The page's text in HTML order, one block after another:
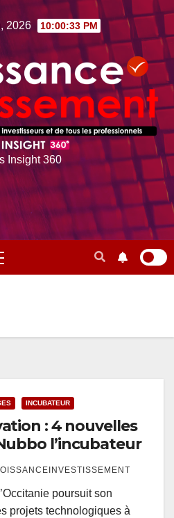
2026 10:00:35 PM
Insight 360
INCUBATEUR
: 4 nouvelles
l’incubateur
poursuit son
projets technologiques à